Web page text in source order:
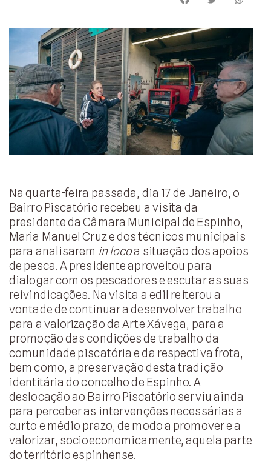
Na quarta-feira passada, dia 17 de Janeiro, o
Bairro Piscatório recebeu a visita da
presidente da Câmara Municipal de Espinho,
Maria Manuel Cruz e dos técnicos municipais
para analisarem in locoa situação dos apoios
de pesca. A presidente aproveitou para
dialogar com os pescadores e escutar as suas
reivindicações. Na visita a edil reiterou a
vontade de continuar a desenvolver trabalho
para a valorização da Arte Xávega, para a
promoção das condições de trabalho da
comunidade piscatória e da respectiva frota,
bem como, a preservação desta tradição
identitária do concelho de Espinho. A
deslocação ao Bairro Piscatório serviu ainda
para perceber as intervenções necessárias a
curto e médio prazo, de modo a promover e a
valorizar, socioeconomicamente, aquela parte
do território espinhense.